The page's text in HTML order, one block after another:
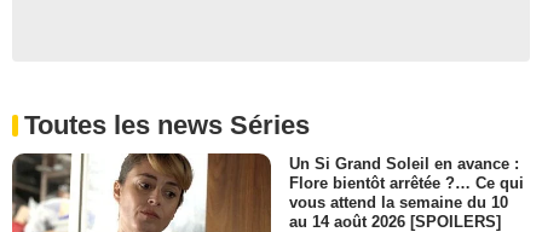
Toutes les news Séries
Un Si Grand Soleil en avance :
Flore bientôt arrêtée ?… Ce qui
vous attend la semaine du 10
au 14 août 2026 [SPOILERS]